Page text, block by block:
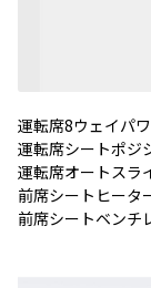
運転席8ウェイパ
運転席シートポジ
運転席オートスラ
前席シートヒータ
前席シートベンチ